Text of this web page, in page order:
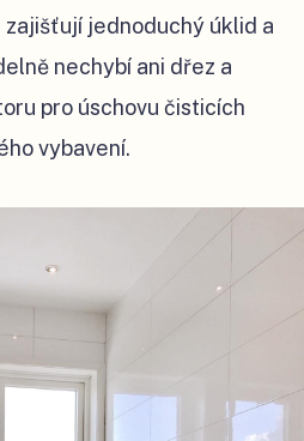
zajišťují jednoduchý úklid a
nechybí ani dřez a
pro úschovu čisticích
vybavení.